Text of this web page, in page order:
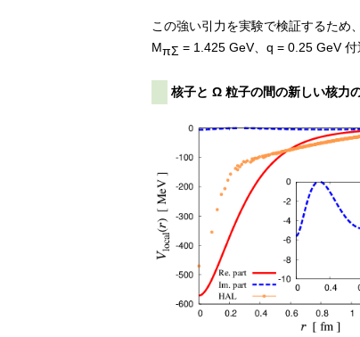
この強い引力を実験で検証するため
MπΣ = 1.425 GeV、q = 0.25 GeV
核子と Ω 粒子の間の新しい核力